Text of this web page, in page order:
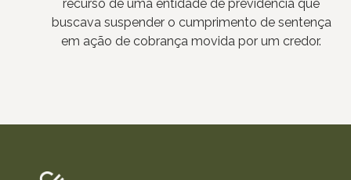
recurso de uma entidade de previdência que
buscava suspender o cumprimento de sentença
em ação de cobrança movida por um credor.